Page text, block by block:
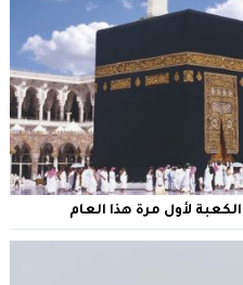
لأول مرة هذا العام